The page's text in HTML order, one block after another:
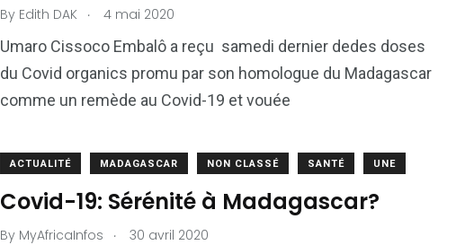
By Edith DAK . 4 mai 2020
Umaro Cissoco Embalô a reçu samedi dernier dedes doses
du Covid organics promu par son homologue du Madagascar
comme un remède au Covid-19 et vouée
ACTUALITÉ MADAGASCAR NON CLASSÉ SANTÉ UNE
Covid-19: Sérénité à Madagascar?
By MyAfricaInfos . 30 avril 2020